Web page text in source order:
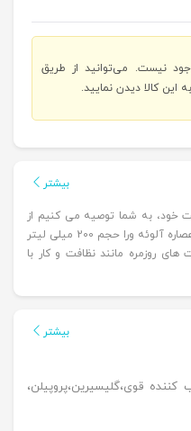
نیست. می‌توانید از طریق
کالا دیدن نمایید.
بیشتر
خود، به شما توصیه می کنیم از
کرم مرطوب کننده دست و صورت جی با عصاره آلوئه ورا حجم 200 میلی لیتر
روزمره مانند نظافت و کار با
بیشتر
قوی،گلیسیرین،پروپیلن،